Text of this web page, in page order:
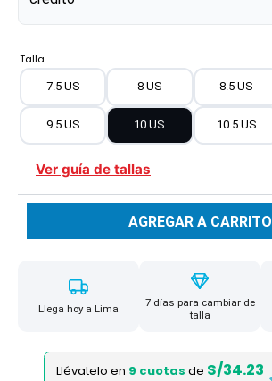
Talla
7.5 US 8 US 8.5 US
9.5 US 10 US 10.5 US
Ver guía de tallas
AGREGAR A CARRITO
Llega hoy a Lima
7 días para cambiar de
talla
Llévatelo en 9 cuotas de S/34.23